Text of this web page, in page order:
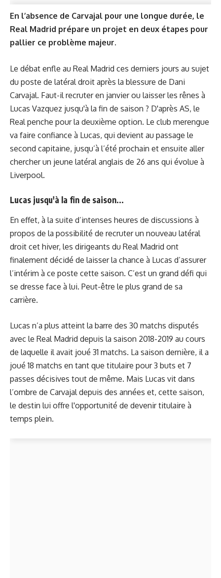
En l’absence de Carvajal pour une longue durée, le
Real Madrid prépare un projet en deux étapes pour
pallier ce problème majeur.
Le débat enfle au Real Madrid ces derniers jours au sujet
du poste de latéral droit après la blessure de Dani
Carvajal. Faut-il recruter en janvier ou laisser les rênes à
Lucas Vazquez jusqu'à la fin de saison ? D'après AS, le
Real penche pour la deuxième option. Le club merengue
va faire confiance à Lucas, qui devient au passage le
second capitaine, jusqu’à l’été prochain et ensuite aller
chercher un jeune latéral anglais de 26 ans qui évolue à
Liverpool.
Lucas jusqu'à la fin de saison...
En effet, à la suite d’intenses heures de discussions à
propos de la possibilité de recruter un nouveau latéral
droit cet hiver, les dirigeants du Real Madrid ont
finalement décidé de laisser la chance à Lucas d’assurer
l’intérim à ce poste cette saison. C’est un grand défi qui
se dresse face à lui. Peut-être le plus grand de sa
carrière.
Lucas n’a plus atteint la barre des 30 matchs disputés
avec le Real Madrid depuis la saison 2018-2019 au cours
de laquelle il avait joué 31 matchs. La saison dernière, il a
joué 18 matchs en tant que titulaire pour 3 buts et 7
passes décisives tout de même. Mais Lucas vit dans
l’ombre de Carvajal depuis des années et, cette saison,
le destin lui offre l'opportunité de devenir titulaire à
temps plein.